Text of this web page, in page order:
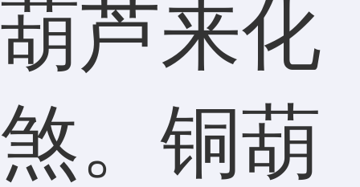
葫芦来化
煞。铜葫